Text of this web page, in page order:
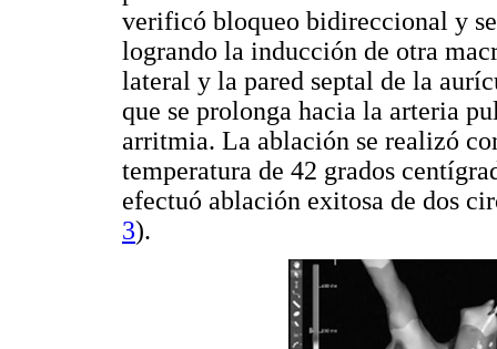
verificó bloqueo bidireccional y
logrando la inducción de otra
lateral y la pared septal de la
que se prolonga hacia la arteria
arritmia. La ablación se realizó
temperatura de 42 grados
efectuó ablación exitosa de dos
3).